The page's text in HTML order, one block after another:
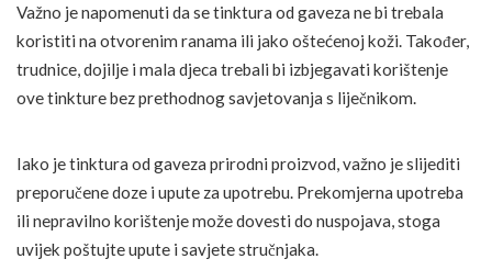
Važno je napomenuti da se tinktura od gaveza ne bi trebala
koristiti na otvorenim ranama ili jako oštećenoj koži. Također,
trudnice, dojilje i mala djeca trebali bi izbjegavati korištenje
ove tinkture bez prethodnog savjetovanja s liječnikom.
Iako je tinktura od gaveza prirodni proizvod, važno je slijediti
preporučene doze i upute za upotrebu. Prekomjerna upotreba
ili nepravilno korištenje može dovesti do nuspojava, stoga
uvijek poštujte upute i savjete stručnjaka.